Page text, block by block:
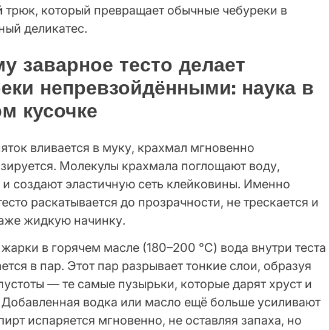
трюк, который превращает обычные чебуреки в
деликатес.
заварное тесто делает
непревзойдёнными: наука в
кусочке
вливается в муку, крахмал мгновенно
Молекулы крахмала поглощают воду,
создают эластичную сеть клейковины. Именно
раскатывается до прозрачности, не трескается и
жидкую начинку.
в горячем масле (180–200 °C) вода внутри теста
в пар. Этот пар разрывает тонкие слои, образуя
— те самые пузырьки, которые дарят хруст и
Добавленная водка или масло ещё больше усиливают
испаряется мгновенно, не оставляя запаха, но